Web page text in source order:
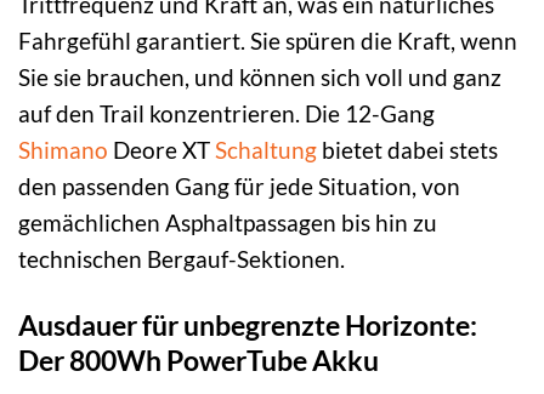
Fahrgefühl garantiert. Sie spüren die Kraft, wenn
Sie sie brauchen, und können sich voll und ganz
auf den Trail konzentrieren. Die 12-Gang
Shimano Deore XTSchaltung bietet dabei stets
den passenden Gang für jede Situation, von
gemächlichen Asphaltpassagen bis hin zu
technischen Bergauf-Sektionen.
Ausdauer für unbegrenzte Horizonte:
Der 800Wh PowerTube Akku